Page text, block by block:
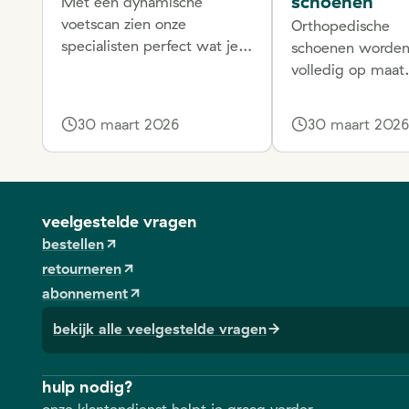
voetscan zien onze
specialisten perfect wat je
basis daarvan krijg je een
volledig inzicht in je voeten.
30 maart 2026
Orthopedische
schoenen worden
volledig op maat
wanneer draag je
best
schoenen of heb
recht op een
30 maart 2026
veelgestelde vragen
bestellen
retourneren
abonnement
bekijk alle veelgestelde vragen
hulp nodig?